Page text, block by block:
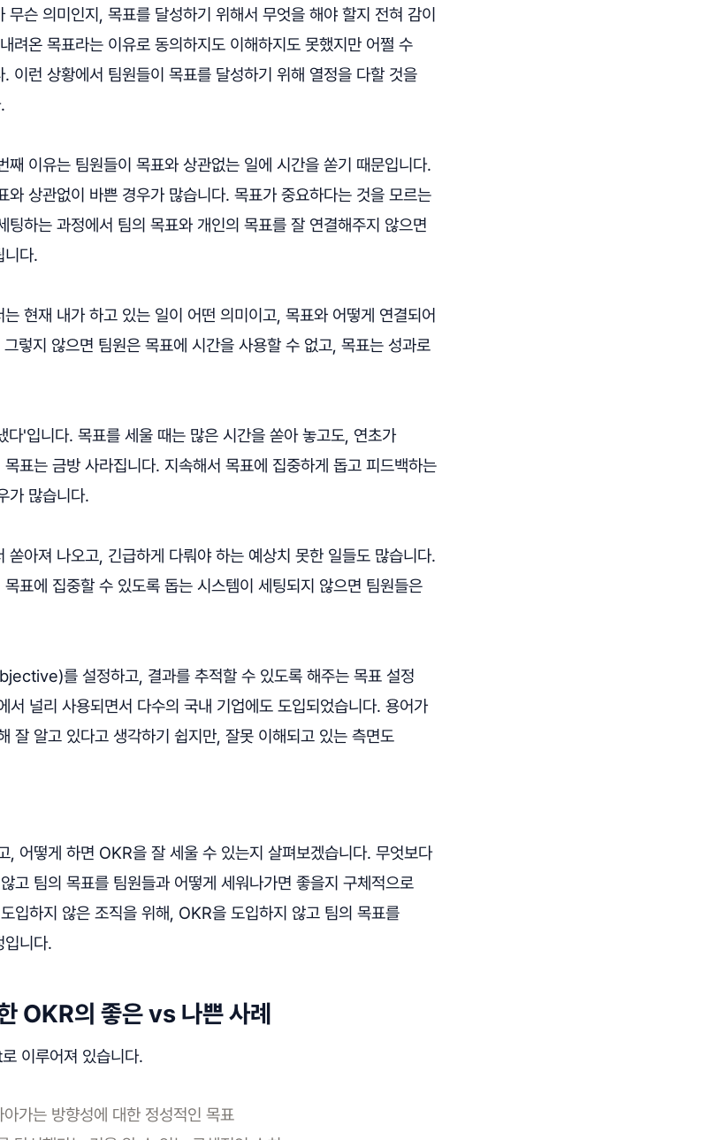
무슨 의미인지, 목표를 달성하기 위해서 무엇을 해야 할지 전혀 감이
려온 목표라는 이유로 동의하지도 이해하지도 못했지만 어쩔 수
이런 상황에서 팀원들이 목표를 달성하기 위해 열정을 다할 것을
째 이유는 팀원들이 목표와 상관없는 일에 시간을 쏟기 때문입니다.
와 상관없이 바쁜 경우가 많습니다. 목표가 중요하다는 것을 모르는
팅하는 과정에서 팀의 목표와 개인의 목표를 잘 연결해주지 않으면
니다.
현재 내가 하고 있는 일이 어떤 의미이고, 목표와 어떻게 연결되어
렇지 않으면 팀원은 목표에 시간을 사용할 수 없고, 목표는 성과로
다'입니다. 목표를 세울 때는 많은 시간을 쏟아 놓고도, 연초가
표는 금방 사라집니다. 지속해서 목표에 집중하게 돕고 피드백하는
가 많습니다.
쏟아져 나오고, 긴급하게 다뤄야 하는 예상치 못한 일들도 많습니다.
표에 집중할 수 있도록 돕는 시스템이 세팅되지 않으면 팀원들은
를 설정하고, 결과를 추적할 수 있도록 해주는 목표 설정
서 널리 사용되면서 다수의 국내 기업에도 도입되었습니다. 용어가
잘 알고 있다고 생각하기 쉽지만, 잘못 이해되고 있는 측면도
, 어떻게 하면 OKR을 잘 세울 수 있는지 살펴보겠습니다. 무엇보다
고 팀의 목표를 팀원들과 어떻게 세워나가면 좋을지 구체적으로
입하지 않은 조직을 위해, OKR을 도입하지 않고 팀의 목표를
입니다.
OKR의 좋은 vs 나쁜 사례
이루어져 있습니다.
가는 방향성에 대한 정성적인 목표